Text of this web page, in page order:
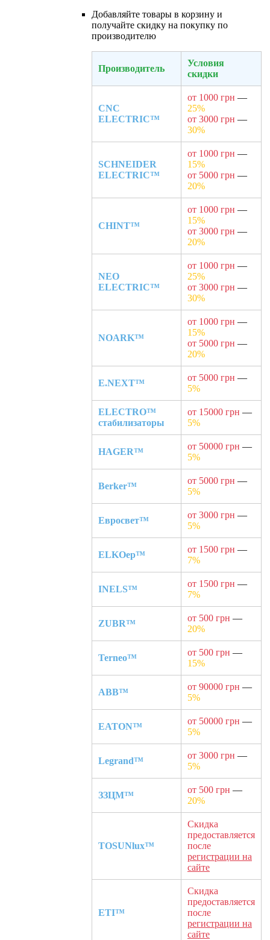
Добавляйте товары в корзину и
получайте скидку на покупку по
производителю
Производитель
Условия
скидки
CNC
ELECTRIC™
от 1000 грн —
25%
от 3000 грн —
30%
SCHNEIDER
ELECTRIC™
от 1000 грн —
15%
от 5000 грн —
20%
CHINT™
от 1000 грн —
15%
от 3000 грн —
20%
NEO
ELECTRIC™
от 1000 грн —
25%
от 3000 грн —
30%
NOARK™
от 1000 грн —
15%
от 5000 грн —
20%
E.NEXT™
от 5000 грн —
5%
ELECTRO™
стабилизаторы
от 15000 грн —
5%
HAGER™
от 50000 грн —
5%
Berker™
от 5000 грн —
5%
Евросвет™
от 3000 грн —
5%
ELKOep™
от 1500 грн —
7%
INELS™
от 1500 грн —
7%
ZUBR™
от 500 грн —
20%
Terneo™
от 500 грн —
15%
ABB™
от 90000 грн —
5%
EATON™
от 50000 грн —
5%
Legrand™
от 3000 грн —
5%
ЗЗЦМ™
от 500 грн —
20%
TOSUNlux™
Скидка
предоставляется
после
регистрации на
сайте
ETI™
Скидка
предоставляется
после
регистрации на
сайте